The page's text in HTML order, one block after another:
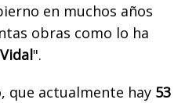
en muchos años
obras como lo ha
".
que actualmente hay 53